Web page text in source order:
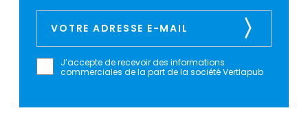
J’accepte de recevoir des informations
commerciales de la part de la société Vertlapub